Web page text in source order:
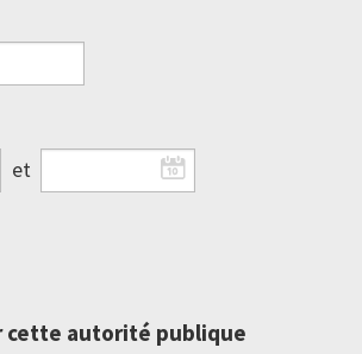
et
cette autorité publique